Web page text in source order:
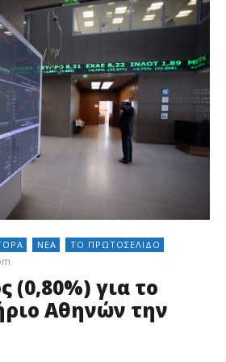
ΝΈΑ ΤΟ ΠΡΩΤΟΣΈΛΙΔΟ
(0,80%) για το
Αθηνών την